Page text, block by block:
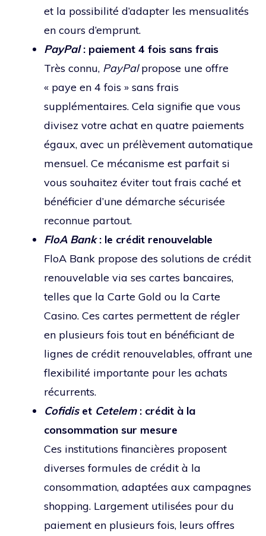
et la possibilité d’adapter les mensualités
en cours d’emprunt.
PayPal: paiement 4 fois sans frais
Très connu, PayPalpropose une offre
« paye en 4 fois » sans frais
supplémentaires. Cela signifie que vous
divisez votre achat en quatre paiements
égaux, avec un prélèvement automatique
mensuel. Ce mécanisme est parfait si
vous souhaitez éviter tout frais caché et
bénéficier d’une démarche sécurisée
reconnue partout.
FloA Bank: le crédit renouvelable
FloA Bank propose des solutions de crédit
renouvelable via ses cartes bancaires,
telles que la Carte Gold ou la Carte
Casino. Ces cartes permettent de régler
en plusieurs fois tout en bénéficiant de
lignes de crédit renouvelables, offrant une
flexibilité importante pour les achats
récurrents.
Cofidiset Cetelem: crédit à la
consommation sur mesure
Ces institutions financières proposent
diverses formules de crédit à la
consommation, adaptées aux campagnes
shopping. Largement utilisées pour du
paiement en plusieurs fois, leurs offres